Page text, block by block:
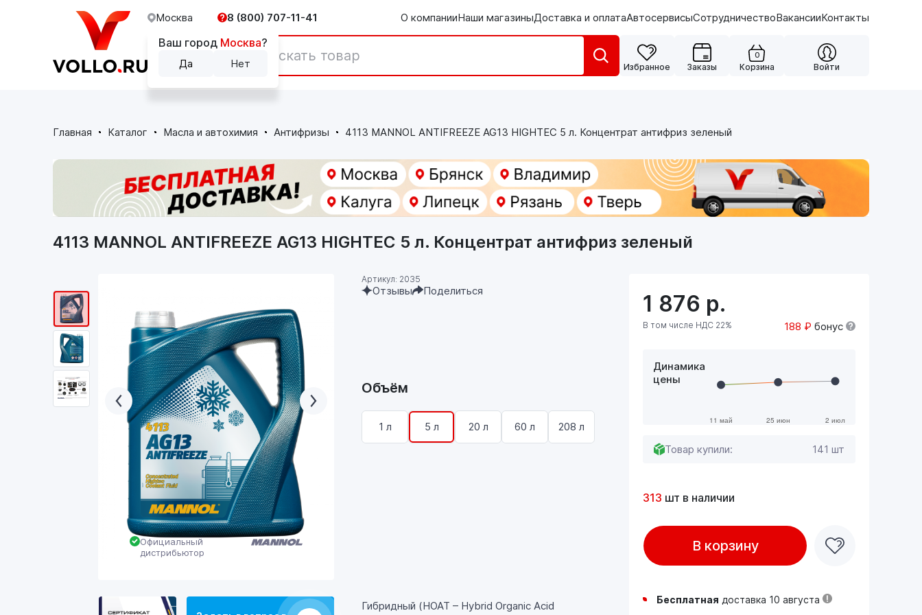
Москва
Ваш город Москва?
Да Нет
8 (800) 707-11-41 О компанииНаши магазиныДоставка и оплатаАвтосервисыСотрудничествоВакансииКонтакты
Каталог
Избранное Заказы
0
Корзина Войти
Главная Каталог Масла и автохимия Антифризы 4113 MANNOL ANTIFREEZE AG13 HIGHTEC 5 л. Концентрат антифриз зеленый
Официальный
дистрибьютор
4113 MANNOL ANTIFREEZE AG13 HIGHTEC 5 л. Концентрат антифриз зеленый
Артикул: 2035
Отзывы Поделиться
Объём
1 л 5 л 20 л 60 л 208 л
Гибридный (HOAT – Hybrid Organic Acid
1 876 р.
В том числе НДС 22% 188 ₽ бонус
Динамика
цены
Товар купили: 141 шт
313 шт в наличии
В корзину
Бесплатная доставка 10 августа